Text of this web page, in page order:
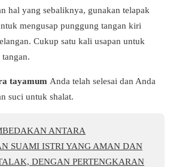
hal yang sebaliknya, gunakan telapak
mengusap punggung tangan kiri
Cukup satu kali usapan untuk
tayamum Anda telah selesai dan Anda
suci untuk shalat.
ANTARA
SUAMI ISTRI YANG AMAN DAN
DENGAN PERTENGKARAN